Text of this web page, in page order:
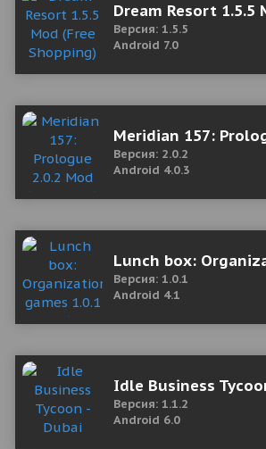
Dream Resort 1.5.5
Версия: 1.5.5
Android 7.0
Meridian 157:
Версия: 2.0.2
Android 4.0.3
Lunch box:
Версия: 1.0.1
Android 4.1
Idle Business
Версия: 1.1.2
Android 6.0